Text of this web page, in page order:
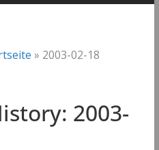
» 2003-02-18
2003-